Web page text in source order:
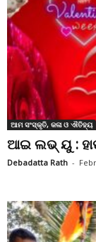
ଆମ ସଂସ୍କୃତି, କଳା ଓ ଐତିହ୍ୟ
ଆଇ ଲଭ୍ ୟୁ :
Debadatta Rath -